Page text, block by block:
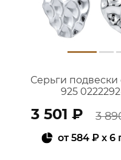
Серьги
925
3 501 ₽ 3
от584 ₽ x 6